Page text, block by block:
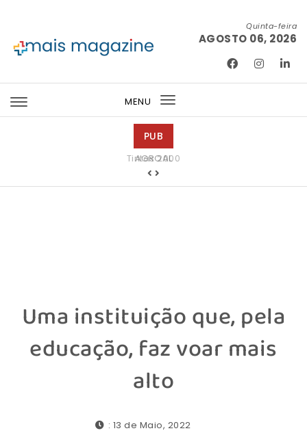
Quinta-feira
AGOSTO 06, 2026
MENU
Toggle
PUB
Tintas 2000
Uma instituição que, pela
educação, faz voar mais
alto
: 13 de Maio, 2022